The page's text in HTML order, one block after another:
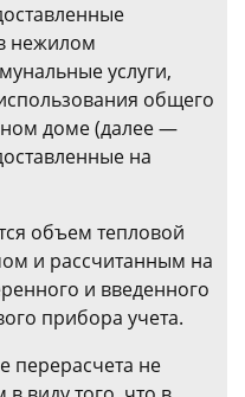
нежилом
услуги,
общего
доме (далее —
на
объем тепловой
и рассчитанным на
и введенного
прибора учета.
перерасчета не